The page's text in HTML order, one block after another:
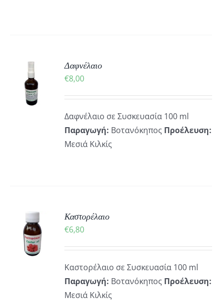
Δαφνέλαιο
€8,00
Δαφνέλαιο σε Συσκευασία 100 ml
Παραγωγή: Βοτανόκηπος Προέλευση:
Μεσιά Κιλκίς
Καστορέλαιο
€6,80
Καστορέλαιο σε Συσκευασία 100 ml
Παραγωγή: Βοτανόκηπος Προέλευση:
Μεσιά Κιλκίς